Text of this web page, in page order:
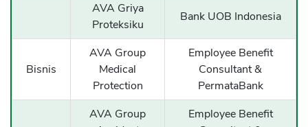
AVA Griya
Proteksiku
Bank UOB Indonesia
Bisnis
AVA Group
Medical
Protection
Employee Benefit
Consultant &
PermataBank
AVA Group
Employee Benefit